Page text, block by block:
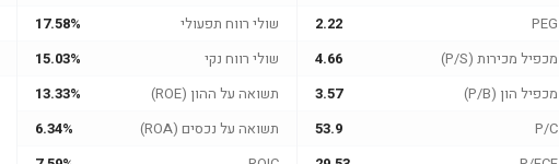
PEG
2.22
מכפיל מכירות (P/S)
4.66
מכפיל הון (P/B)
3.57
P/C
53.9
שולי רווח תפעולי
17.58%
שולי רווח נקי
15.03%
תשואה על ההון (ROE)
13.33%
תשואה על נכסים (ROA)
6.34%